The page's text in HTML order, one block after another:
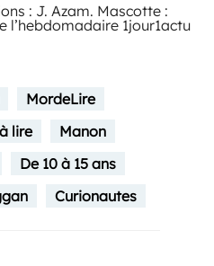
: J. Azam. Mascotte :
l’hebdomadaire 1jour1actu
MordeLire
lire
Manon
De 10 à 15 ans
Curionautes